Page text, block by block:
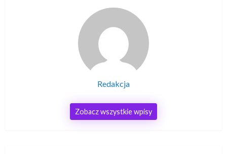
Redakcja
Zobacz wszystkie wpisy